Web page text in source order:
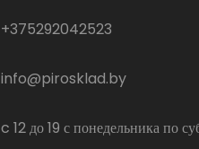
+375292042523
info@pirosklad.by
c 12 до 19 с понедельника по